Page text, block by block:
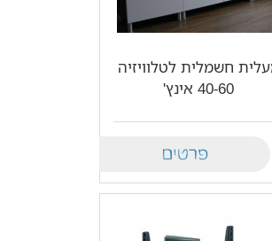
חשמלית לטלוויזיה
40-60 אינץ'